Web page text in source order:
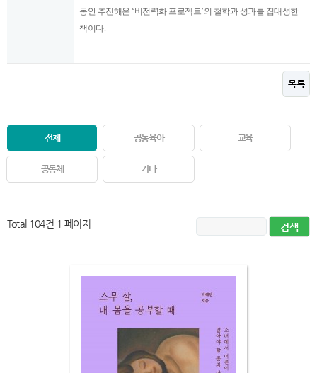
동안 추진해온 ‘비전력화 프로젝트’의 철학과 성과를 집대성한
책이다.
목록
전체 공동육아 교육
공동체 기타
Total 104건 1 페이지